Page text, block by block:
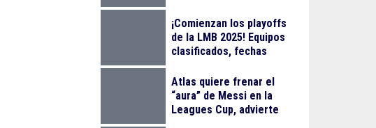
¡Comienzan los playoffs
de la LMB 2025! Equipos
clasificados, fechas
Atlas quiere frenar el
“aura” de Messi en la
Leagues Cup, advierte